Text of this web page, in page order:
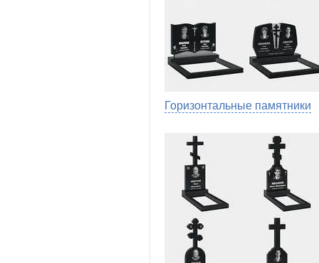
Горизонтальные памятники